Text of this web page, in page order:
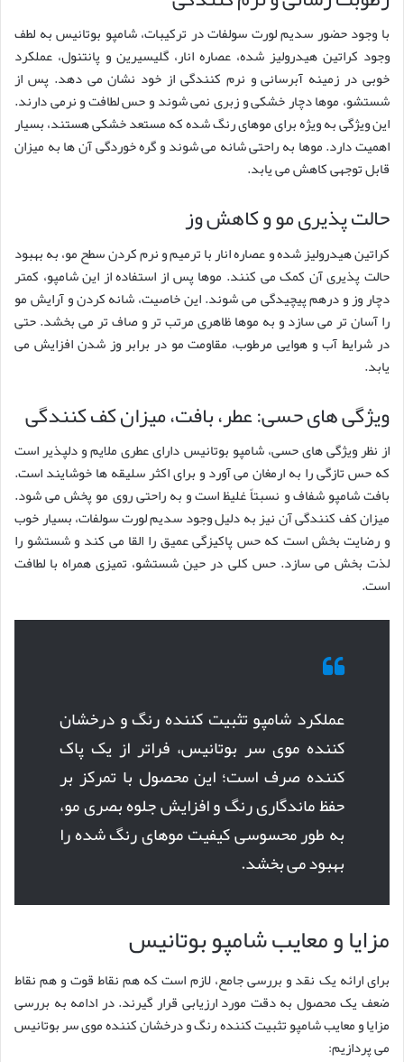
با وجود حضور سدیم لورت سولفات در ترکیبات، شامپو بوتانیس به لطف
وجود کراتین هیدرولیز شده، عصاره انار، گلیسیرین و پانتنول، عملکرد
خوبی در زمینه آبرسانی و نرم کنندگی از خود نشان می دهد. پس از
شستشو، موها دچار خشکی و زبری نمی شوند و حس لطافت و نرمی دارند.
این ویژگی به ویژه برای موهای رنگ شده که مستعد خشکی هستند، بسیار
اهمیت دارد. موها به راحتی شانه می شوند و گره خوردگی آن ها به میزان
قابل توجهی کاهش می یابد.
حالت پذیری مو و کاهش وز
کراتین هیدرولیز شده و عصاره انار با ترمیم و نرم کردن سطح مو، به بهبود
حالت پذیری آن کمک می کنند. موها پس از استفاده از این شامپو، کمتر
دچار وز و درهم پیچیدگی می شوند. این خاصیت، شانه کردن و آرایش مو
را آسان تر می سازد و به موها ظاهری مرتب تر و صاف تر می بخشد. حتی
در شرایط آب و هوایی مرطوب، مقاومت مو در برابر وز شدن افزایش می
یابد.
ویژگی های حسی: عطر، بافت، میزان کف کنندگی
از نظر ویژگی های حسی، شامپو بوتانیس دارای عطری ملایم و دلپذیر است
که حس تازگی را به ارمغان می آورد و برای اکثر سلیقه ها خوشایند است.
بافت شامپو شفاف و نسبتاً غلیظ است و به راحتی روی مو پخش می شود.
میزان کف کنندگی آن نیز به دلیل وجود سدیم لورت سولفات، بسیار خوب
و رضایت بخش است که حس پاکیزگی عمیق را القا می کند و شستشو را
لذت بخش می سازد. حس کلی در حین شستشو، تمیزی همراه با لطافت
است.
عملکرد شامپو تثبیت کننده رنگ و درخشان
کننده موی سر بوتانیس، فراتر از یک پاک
کننده صرف است؛ این محصول با تمرکز بر
حفظ ماندگاری رنگ و افزایش جلوه بصری مو،
به طور محسوسی کیفیت موهای رنگ شده را
بهبود می بخشد.
مزایا و معایب شامپو بوتانیس
برای ارائه یک نقد و بررسی جامع، لازم است که هم نقاط قوت و هم نقاط
ضعف یک محصول به دقت مورد ارزیابی قرار گیرند. در ادامه به بررسی
مزایا و معایب شامپو تثبیت کننده رنگ و درخشان کننده موی سر بوتانیس
می پردازیم: